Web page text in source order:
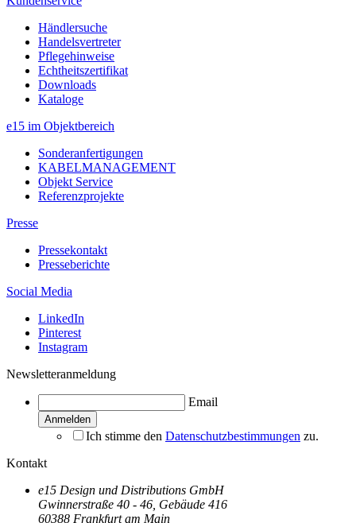
Händlersuche
Handelsvertreter
Pflegehinweise
Echtheitszertifikat
Downloads
Kataloge
e15 im Objektbereich
Sonderanfertigungen
KABELMANAGEMENT
Objekt Service
Referenzprojekte
Presse
Pressekontakt
Presseberichte
Social Media
LinkedIn
Pinterest
Instagram
Newsletteranmeldung
Email
Ich stimme den Datenschutzbestimmungen zu.
Kontakt
e15 Design und Distributions GmbH
Gwinnerstraße 40 - 46, Gebäude 416
60388 Frankfurt am Main